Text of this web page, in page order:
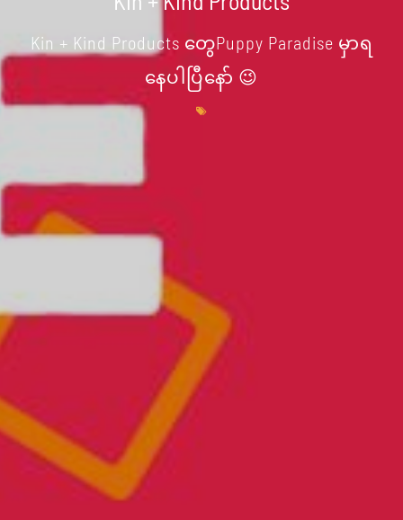
Kin + Kind Products တွေPuppy Paradise မှာရ
နေပါပြီနော် 😉